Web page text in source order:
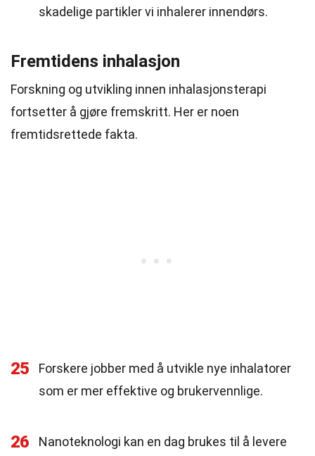
skadelige partikler vi inhalerer innendørs.
Fremtidens inhalasjon
Forskning og utvikling innen inhalasjonsterapi
fortsetter å gjøre fremskritt. Her er noen
fremtidsrettede fakta.
25
Forskere jobber med å utvikle nye inhalatorer
som er mer effektive og brukervennlige.
26
Nanoteknologi kan en dag brukes til å levere